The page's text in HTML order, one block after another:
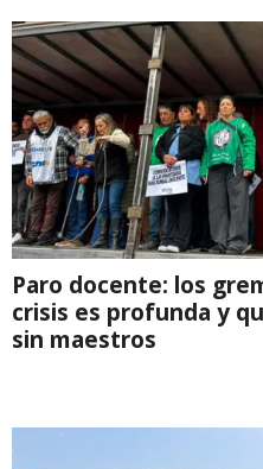
Paro docente: los
crisis es profunda y
sin maestros